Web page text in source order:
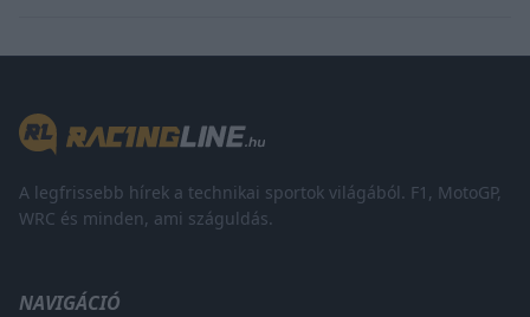
A legfrissebb hírek a technikai sportok világából. F1, MotoGP,
WRC és minden, ami száguldás.
NAVIGÁCIÓ